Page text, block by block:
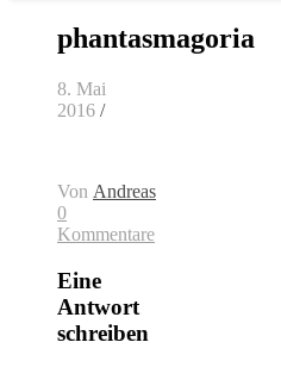
phantasmagoria
8. Mai
2016 /
Von Andreas
0
Kommentare
Eine
Antwort
schreiben